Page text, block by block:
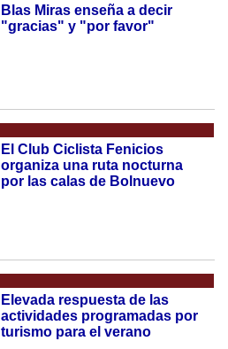
Blas Miras enseña a decir
"gracias" y "por favor"
El Club Ciclista Fenicios
organiza una ruta nocturna
por las calas de Bolnuevo
Elevada respuesta de las
actividades programadas por
turismo para el verano